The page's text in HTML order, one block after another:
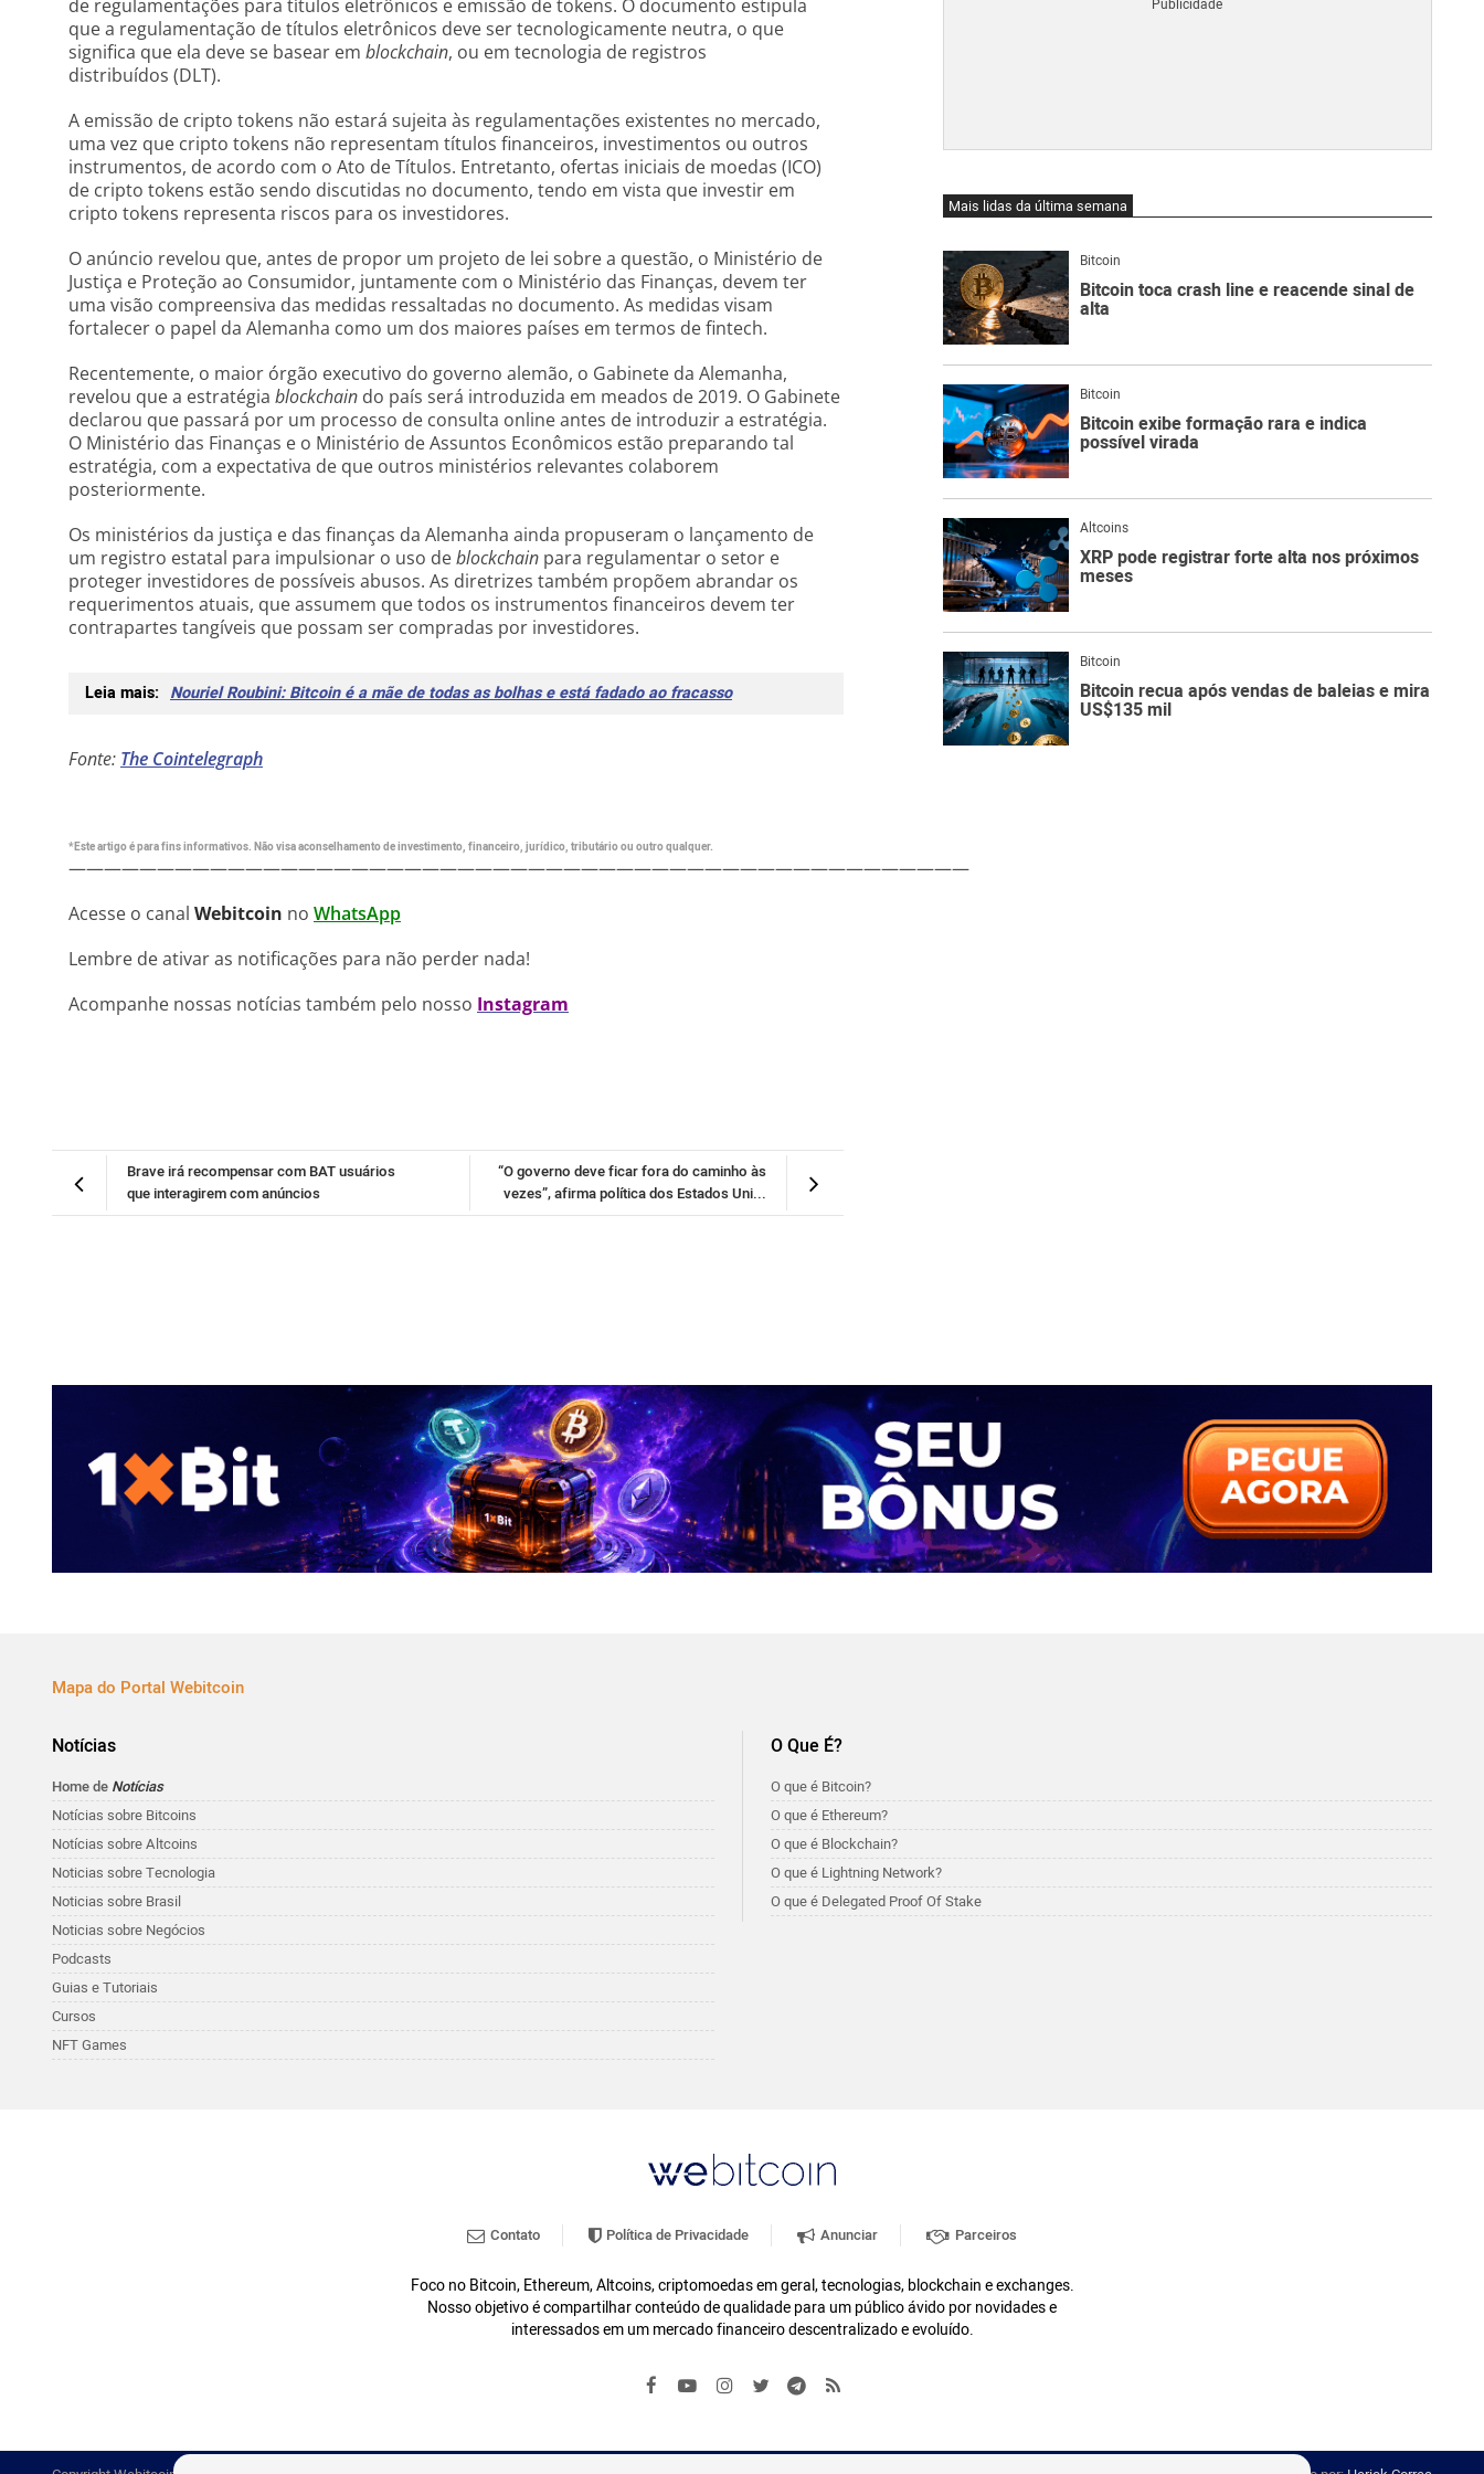
de regulamentações para títulos eletrônicos e emissão de tokens. O documento estipula
que a regulamentação de títulos eletrônicos deve ser tecnologicamente neutra, o que
significa que ela deve se basear em blockchain, ou em tecnologia de registros
distribuídos (DLT).
A emissão de cripto tokens não estará sujeita às regulamentações existentes no mercado,
uma vez que cripto tokens não representam títulos financeiros, investimentos ou outros
instrumentos, de acordo com o Ato de Títulos. Entretanto, ofertas iniciais de moedas (ICO)
de cripto tokens estão sendo discutidas no documento, tendo em vista que investir em
cripto tokens representa riscos para os investidores.
O anúncio revelou que, antes de propor um projeto de lei sobre a questão, o Ministério de
Justiça e Proteção ao Consumidor, juntamente com o Ministério das Finanças, devem ter
uma visão compreensiva das medidas ressaltadas no documento. As medidas visam
fortalecer o papel da Alemanha como um dos maiores países em termos de fintech.
Recentemente, o maior órgão executivo do governo alemão, o Gabinete da Alemanha,
revelou que a estratégia blockchain do país será introduzida em meados de 2019. O Gabinete
declarou que passará por um processo de consulta online antes de introduzir a estratégia.
O Ministério das Finanças e o Ministério de Assuntos Econômicos estão preparando tal
estratégia, com a expectativa de que outros ministérios relevantes colaborem
posteriormente.
Os ministérios da justiça e das finanças da Alemanha ainda propuseram o lançamento de
um registro estatal para impulsionar o uso deblockchain para regulamentar o setor e
proteger investidores de possíveis abusos. As diretrizes também propõem abrandar os
requerimentos atuais, que assumem que todos os instrumentos financeiros devem ter
contrapartes tangíveis que possam ser compradas por investidores.
Leia mais: Nouriel Roubini: Bitcoin é a mãe de todas as bolhas e está fadado ao fracasso
Fonte: The Cointelegraph
*Este artigo é para fins informativos. Não visa aconselhamento de investimento, financeiro, jurídico, tributário ou outro qualquer.
———————————————————————————————————————————————————
Acesse o canal Webitcoin no WhatsApp
Lembre de ativar as notificações para não perder nada!
Acompanhe nossas notícias também pelo nosso Instagram
“O governo deve ficar fora do caminho às
vezes”, afirma política dos Estados Uni...
Brave irá recompensar com BAT usuários
que interagirem com anúncios
Mais lidas da última semana
Bitcoin
Bitcoin toca crash line e reacende sinal de
alta
Bitcoin
Bitcoin exibe formação rara e indica
possível virada
Altcoins
XRP pode registrar forte alta nos próximos
meses
Bitcoin
Bitcoin recua após vendas de baleias e mira
US$135 mil
Mapa do Portal Webitcoin
Notícias
Home de Notícias
Notícias sobre Bitcoins
Notícias sobre Altcoins
Noticias sobre Tecnologia
Noticias sobre Brasil
Noticias sobre Negócios
Podcasts
Guias e Tutoriais
Cursos
NFT Games
O Que É?
O que é Bitcoin?
O que é Ethereum?
O que é Blockchain?
O que é Lightning Network?
O que é Delegated Proof Of Stake
Contato Política de Privacidade Anunciar Parceiros
Foco no Bitcoin, Ethereum, Altcoins, criptomoedas em geral, tecnologias, blockchain e exchanges.
Nosso objetivo é compartilhar conteúdo de qualidade para um público ávido por novidades e
interessados em um mercado financeiro descentralizado e evoluído.